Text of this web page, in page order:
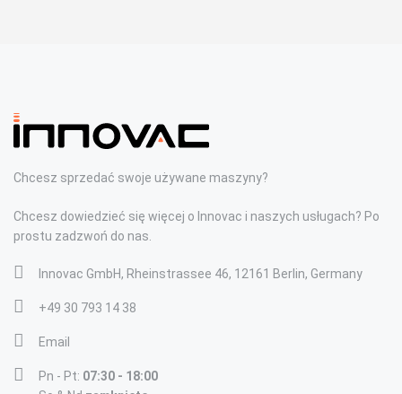
Chcesz sprzedać swoje używane maszyny?
Chcesz dowiedzieć się więcej o Innovac i naszych usługach? Po
prostu zadzwoń do nas.
Innovac GmbH, Rheinstrassee 46, 12161 Berlin, Germany
+49 30 793 14 38
Email
Pn - Pt: 07:30 - 18:00